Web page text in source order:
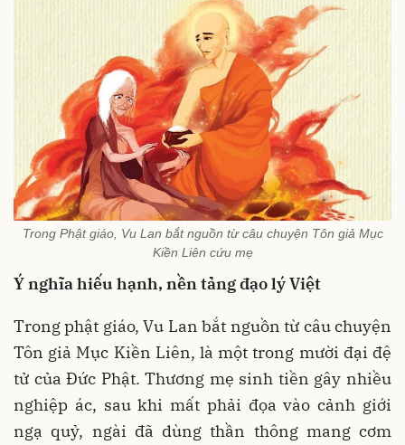
Trong Phật giáo, Vu Lan bắt nguồn từ câu chuyện Tôn giả Mục
Kiền Liên cứu mẹ
Ý nghĩa hiếu hạnh, nền tảng đạo lý Việt
Trong phật giáo, Vu Lan bắt nguồn từ câu chuyện
Tôn giả Mục Kiền Liên, là một trong mười đại đệ
tử của Đức Phật. Thương mẹ sinh tiền gây nhiều
nghiệp ác, sau khi mất phải đọa vào cảnh giới
ngạ quỷ, ngài đã dùng thần thông mang cơm